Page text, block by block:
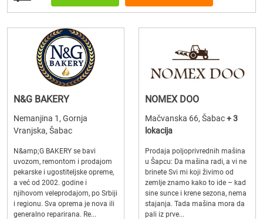
N&G BAKERY
Nemanjina 1, Gornja
Vranjska, Šabac
N&amp;G BAKERY se bavi
uvozom, remontom i prodajom
pekarske i ugostiteljske opreme,
a već od 2002. godine i
njihovom veleprodajom, po Srbiji
i regionu. Sva oprema je nova ili
generalno reparirana. Re...
NOMEX DOO
Mačvanska 66, Šabac+ 3
lokacija
Prodaja poljoprivrednih mašina
u Šapcu: Da mašina radi, a vi ne
brinete Svi mi koji živimo od
zemlje znamo kako to ide – kad
sine sunce i krene sezona, nema
stajanja. Tada mašina mora da
pali iz prve...